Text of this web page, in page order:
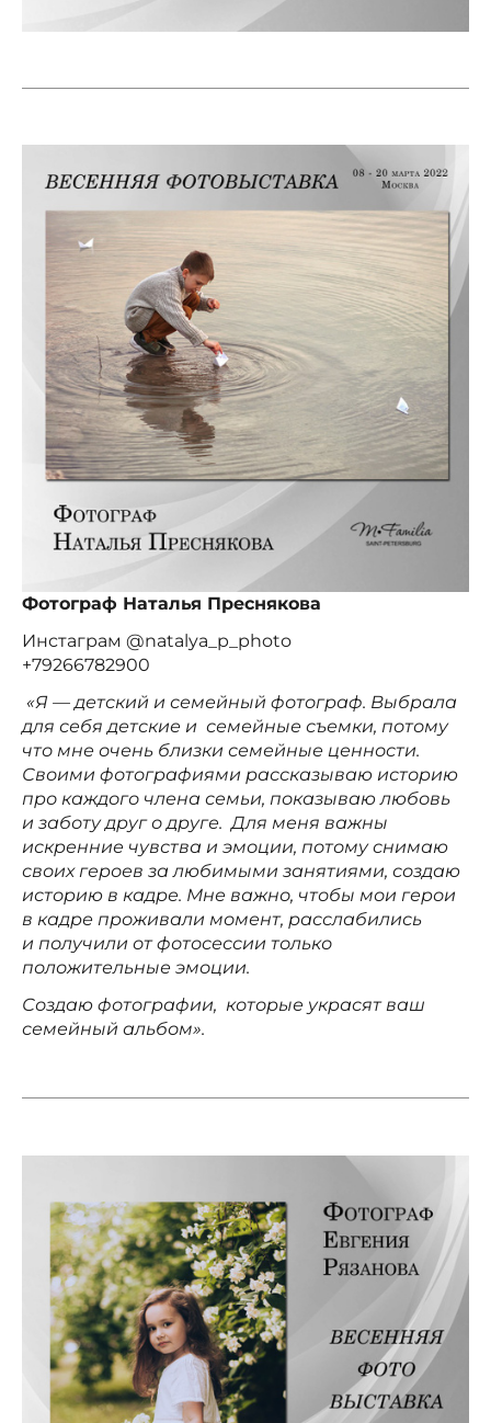
Фотограф Наталья Преснякова
Инстаграм @natalya_p_photo
+79266782900
«Я — детский и семейный фотограф. Выбрала
для себя детские и семейные съемки, потому
что мне очень близки семейные ценности.
Своими фотографиями рассказываю историю
про каждого члена семьи, показываю любовь
и заботу друг о друге. Для меня важны
искренние чувства и эмоции, потому снимаю
своих героев за любимыми занятиями, создаю
историю в кадре. Мне важно, чтобы мои герои
в кадре проживали момент, расслабились
и получили от фотосессии только
положительные эмоции.
Создаю фотографии, которые украсят ваш
семейный альбом».